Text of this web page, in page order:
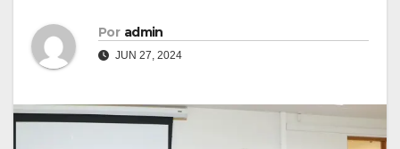
Por admin
JUN 27, 2024